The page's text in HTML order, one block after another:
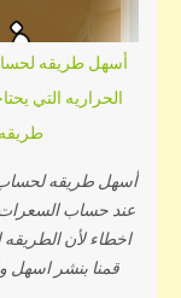
الجسم بالضغط
والدهنيات
الجسم اليومي من
الحراريه
معرفة السعرات
أسهل طريقه
الحراريه التي
أسهل طريقه لحساب
عند حساب السعرات
اخطاء لأن
قمنا بنشر اسهل